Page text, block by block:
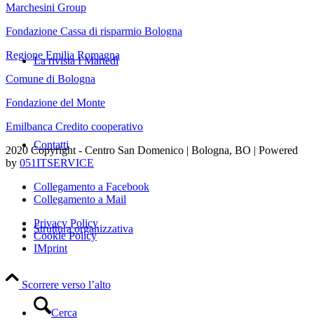
La rivista I Martedì
Contatti
Struttura organizzativa
Cerca
Marchesini Group
Fondazione Cassa di risparmio Bologna
Regione Emilia Romagna
Comune di Bologna
Fondazione del Monte
Emilbanca Credito cooperativo
2020 Copyright - Centro San Domenico | Bologna, BO | Powered
by 051ITSERVICE
Collegamento a Facebook
Collegamento a Mail
Privacy Policy
Cookie Policy
IMprint
Scorrere verso l’alto